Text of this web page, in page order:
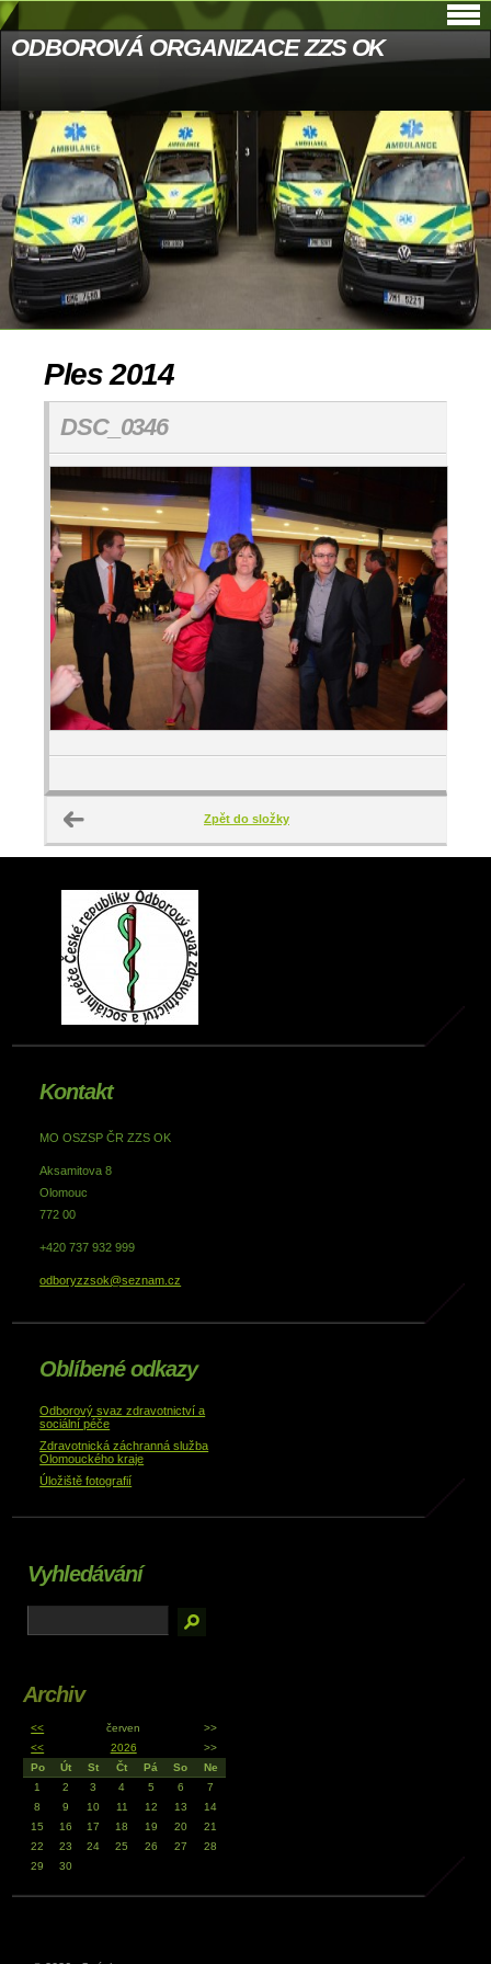
ODBOROVÁ ORGANIZACE ZZS OK
Ples 2014
DSC_0346
Zpět do složky
Kontakt
MO OSZSP ČR ZZS OK
Aksamitova 8
Olomouc
772 00
+420 737 932 999
odboryzzsok@seznam.cz
Oblíbené odkazy
Odborový svaz zdravotnictví a
sociální péče
Zdravotnická záchranná služba
Olomouckého kraje
Úložiště fotografií
Vyhledávání
Archiv
<< červen
>>
<<
2026
>>
Po
Út St Čt Pá So
Ne
1
2 3 4 5 6
7
8
9 10 11 12 13
14
15
16 17 18 19 20
21
22
23 24 25 26 27
28
29
30